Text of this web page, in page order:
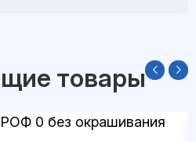
товары